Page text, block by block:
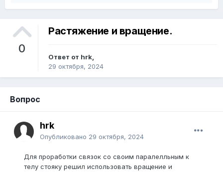
0
Растяжение и вращение.
Ответ от hrk,
29 октября, 2024
Вопрос
hrk
Опубликовано 29 октября, 2024
Для проработки связок со своим паралелльным к
телу стояку решил использовать вращение и